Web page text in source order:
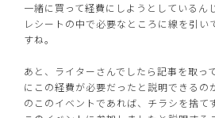
一緒に買って経費にしようとしているん
レシートの中で必要なところに線を引い
すね。
あと、ライターさんでしたら記事を取っ
にこの経費が必要だったと説明できるの
のこのイベントであれば、チラシを捨て